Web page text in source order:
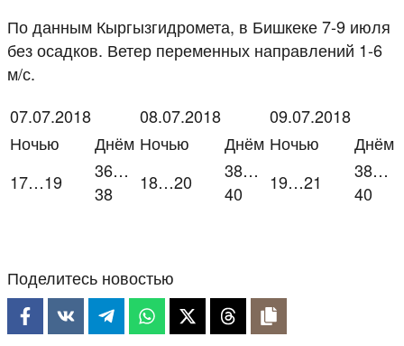
По данным Кыргызгидромета, в Бишкеке 7-9 июля
без осадков. Ветер переменных направлений 1-6
м/с.
07.07.2018
08.07.2018
09.07.2018
Ночью
Днём Ночью Днём Ночью
Днём
17…19
36…
38
18…20
38…
40
19…21
38…
40
Поделитесь новостью